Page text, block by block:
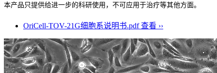
本产品只提供给进一步的科研使用，不可应用于治疗等其他方面。
OriCell-TOV-21G细胞系说明书.pdf查看 ››